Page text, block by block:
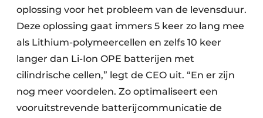
oplossing voor het probleem van de levensduur.
Deze oplossing gaat immers 5 keer zo lang mee
als Lithium-polymeercellen en zelfs 10 keer
langer dan Li-Ion OPE batterijen met
cilindrische cellen,” legt de CEO uit. “En er zijn
nog meer voordelen. Zo optimaliseert een
vooruitstrevende batterijcommunicatie de